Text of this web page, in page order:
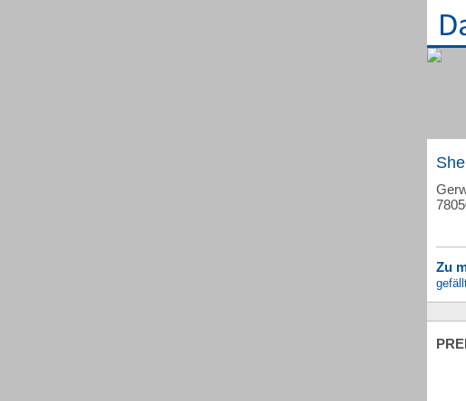
Shell
Zu